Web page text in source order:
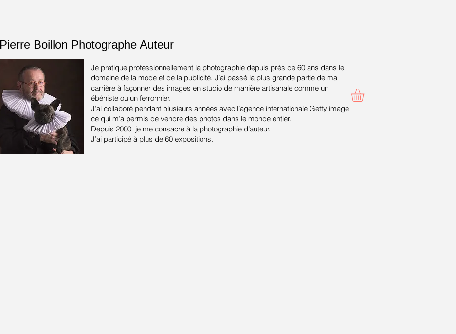
Pierre Boillon Photographe Auteur
Je pratique professionnellement la photographie depuis près de 60 ans dans le
domaine de la mode et de la publicité. J’ai passé la plus grande partie de ma
carrière à façonner des images en studio de manière artisanale comme un
ébéniste ou un ferronnier.
J’ai collaboré pendant plusieurs années avec l’agence internationale Getty image
ce qui m’a permis de vendre des photos dans le monde entier..
Depuis 2000 je me consacre à la photographie d’auteur.
J’ai participé à plus de 60 expositions.